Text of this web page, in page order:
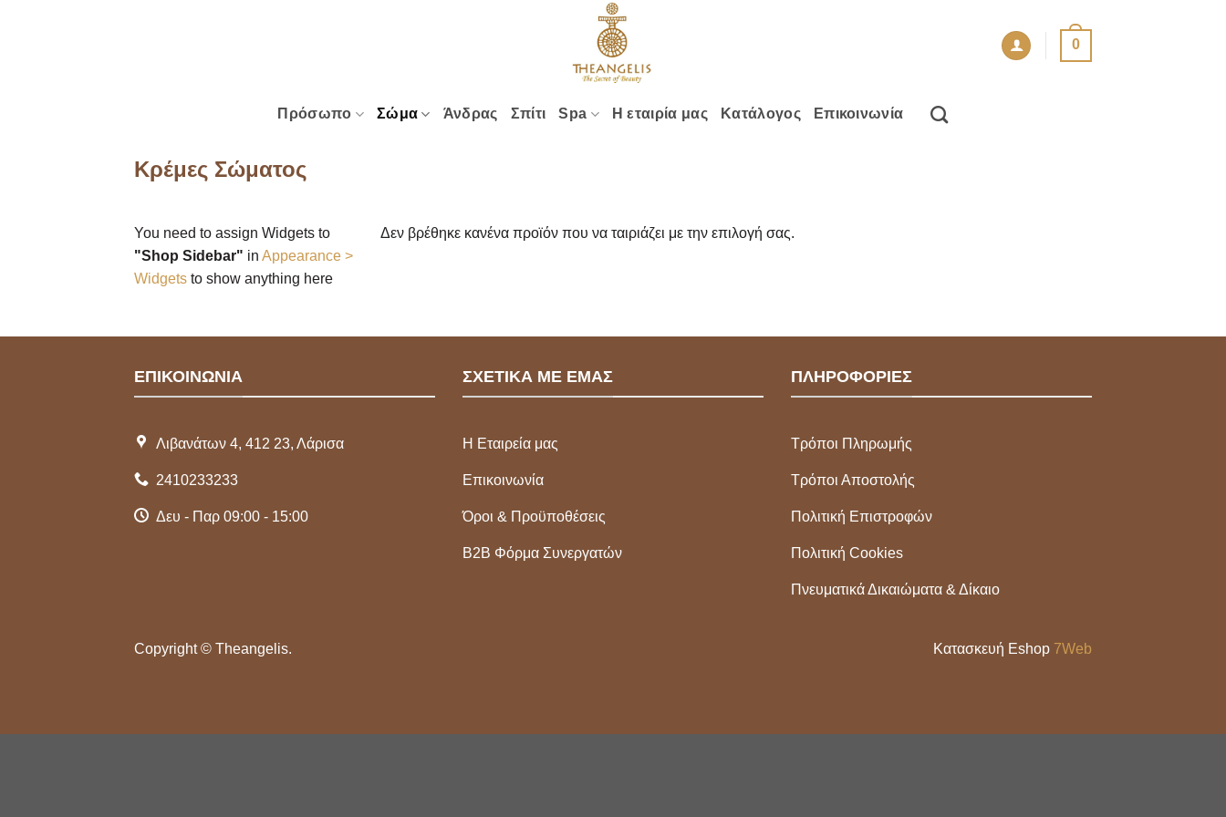
0
Πρόσωπο Σώμα Άνδρας Σπίτι Spa Η εταιρία μας Κατάλογος Επικοινωνία
Κρέμες Σώματος
You need to assign Widgets to
"Shop Sidebar" in Appearance >
Widgets to show anything here
Δεν βρέθηκε κανένα προϊόν που να ταιριάζει με την επιλογή σας.
ΕΠΙΚΟΙΝΩΝΙΑ
Λιβανάτων 4, 412 23, Λάρισα
2410233233
Δευ - Παρ 09:00 - 15:00
ΣΧΕΤΙΚΑ ΜΕ ΕΜΑΣ
Η Εταιρεία μας
Επικοινωνία
Όροι & Προϋποθέσεις
Β2Β Φόρμα Συνεργατών
ΠΛΗΡΟΦΟΡΙΕΣ
Τρόποι Πληρωμής
Τρόποι Αποστολής
Πολιτική Επιστροφών
Πολιτική Cookies
Πνευματικά Δικαιώματα & Δίκαιο
Copyright © Theangelis. Κατασκευή Eshop 7Web